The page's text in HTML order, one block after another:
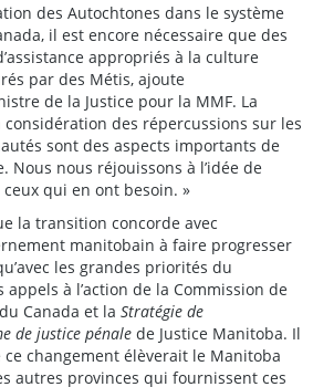
des Autochtones dans le système
il est encore nécessaire que des
appropriés à la culture
par des Métis, ajoute
de la Justice pour la MMF. La
des répercussions sur les
sont des aspects importants de
nous réjouissons à l’idée de
qui en ont besoin. »
la transition concorde avec
manitobain à faire progresser
les grandes priorités du
à l’action de la Commission de
Canada et la Stratégie de
de justice pénale de Justice Manitoba. Il
changement élèverait le Manitoba
autres provinces qui fournissent ces